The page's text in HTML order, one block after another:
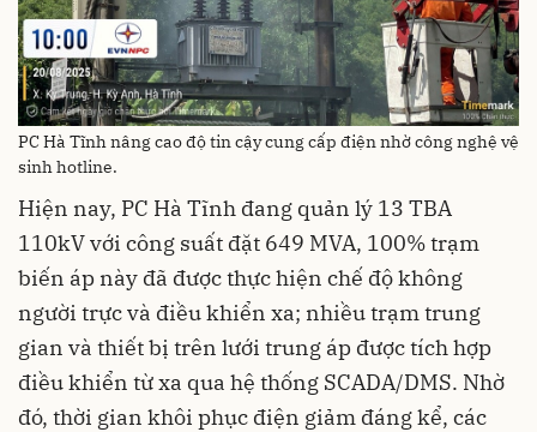
PC Hà Tĩnh nâng cao độ tin cậy cung cấp điện nhờ công nghệ vệ
sinh hotline.
Hiện nay, PC Hà Tĩnh đang quản lý 13 TBA
110kV với công suất đặt 649 MVA, 100% trạm
biến áp này đã được thực hiện chế độ không
người trực và điều khiển xa; nhiều trạm trung
gian và thiết bị trên lưới trung áp được tích hợp
điều khiển từ xa qua hệ thống SCADA/DMS. Nhờ
đó, thời gian khôi phục điện giảm đáng kể, các